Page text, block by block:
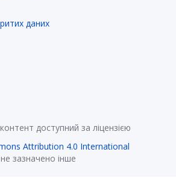
даних
доступний за ліцензією
Attribution 4.0 International
зазначено інше